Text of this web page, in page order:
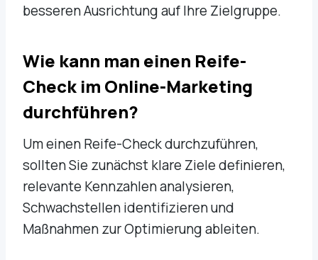
besseren Ausrichtung auf Ihre Zielgruppe.
Wie kann man einen Reife-
Check im Online-Marketing
durchführen?
Um einen Reife-Check durchzuführen,
sollten Sie zunächst klare Ziele definieren,
relevante Kennzahlen analysieren,
Schwachstellen identifizieren und
Maßnahmen zur Optimierung ableiten.